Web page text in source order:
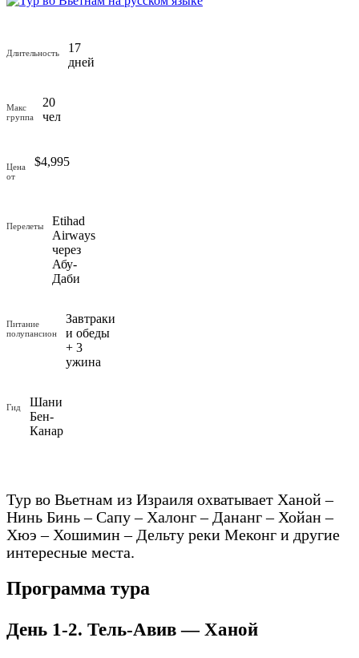
Длительность
17
дней
Макс
группа
20
чел
Цена
от
$4,995
Перелеты
Etihad
Airways
через
Абу-
Даби
Питание
полупансион
Завтраки
и обеды
+ 3
ужина
Гид
Шани
Бен-
Канар
Тур во Вьетнам из Израиля охватывает Ханой –
Нинь Бинь – Сапу – Халонг – Дананг – Хойан –
Хюэ – Хошимин – Дельту реки Меконг и другие
интересные места.
Программа тура
День 1-2. Тель-Авив — Ханой